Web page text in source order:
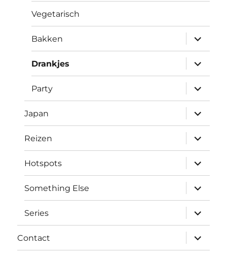
Vegetarisch
Bakken
Drankjes
Party
Japan
Reizen
Hotspots
Something Else
Series
Contact